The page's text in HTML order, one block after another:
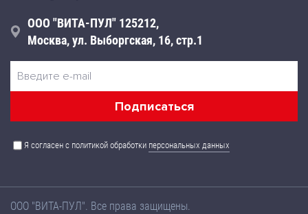
ООО "ВИТА-ПУЛ" 125212,
Москва, ул. Выборгская, 16, стр.1
Я согласен с политикой обработки персональных данных
ООО "ВИТА-ПУЛ". Все права защищены.